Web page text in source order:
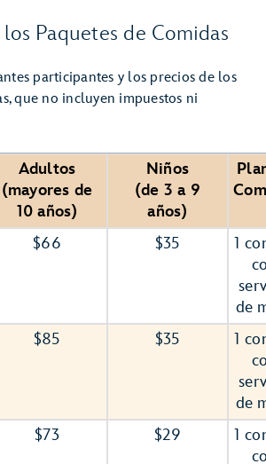
Paquetes de Comidas
participantes y los precios de los
que no incluyen impuestos ni
Adultos
(mayores de
10 años)
Niños
(de 3 a 9
años)
$66 $35
1
de
$85 $35
1
de
$73 $29
1